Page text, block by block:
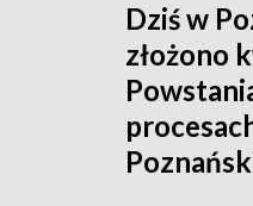
Dziś w
złożono